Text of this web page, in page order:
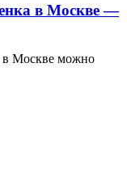
в Москве —
в Москве можно